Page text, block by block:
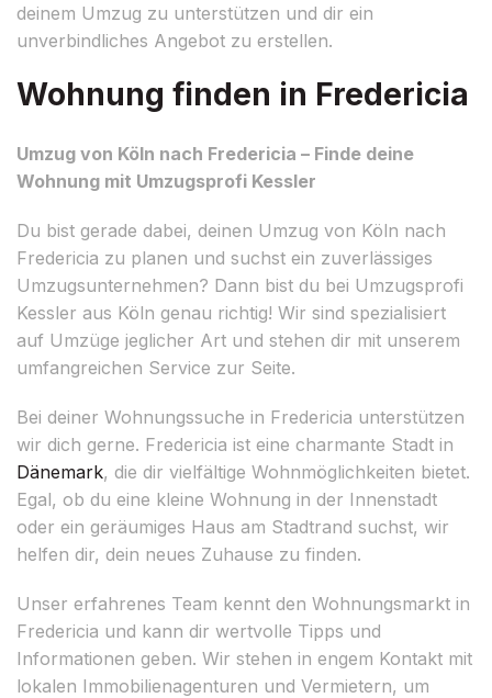
deinem Umzug zu unterstützen und dir ein
unverbindliches Angebot zu erstellen.
Wohnung finden in Fredericia
Umzug von Köln nach Fredericia – Finde deine
Wohnung mit Umzugsprofi Kessler
Du bist gerade dabei, deinen Umzug von Köln nach
Fredericia zu planen und suchst ein zuverlässiges
Umzugsunternehmen? Dann bist du bei Umzugsprofi
Kessler aus Köln genau richtig! Wir sind spezialisiert
auf Umzüge jeglicher Art und stehen dir mit unserem
umfangreichen Service zur Seite.
Bei deiner Wohnungssuche in Fredericia unterstützen
wir dich gerne. Fredericia ist eine charmante Stadt in
Dänemark, die dir vielfältige Wohnmöglichkeiten bietet.
Egal, ob du eine kleine Wohnung in der Innenstadt
oder ein geräumiges Haus am Stadtrand suchst, wir
helfen dir, dein neues Zuhause zu finden.
Unser erfahrenes Team kennt den Wohnungsmarkt in
Fredericia und kann dir wertvolle Tipps und
Informationen geben. Wir stehen in engem Kontakt mit
lokalen Immobilienagenturen und Vermietern, um